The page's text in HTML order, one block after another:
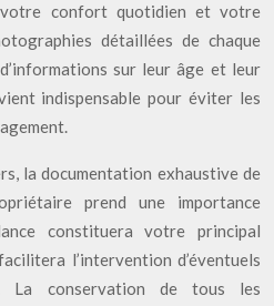
votre confort quotidien et votre
détaillées de chaque
sur leur âge et leur
indispensable pour éviter les
la documentation exhaustive de
prend une importance
constituera votre principal
l’intervention d’éventuels
La conservation de tous les